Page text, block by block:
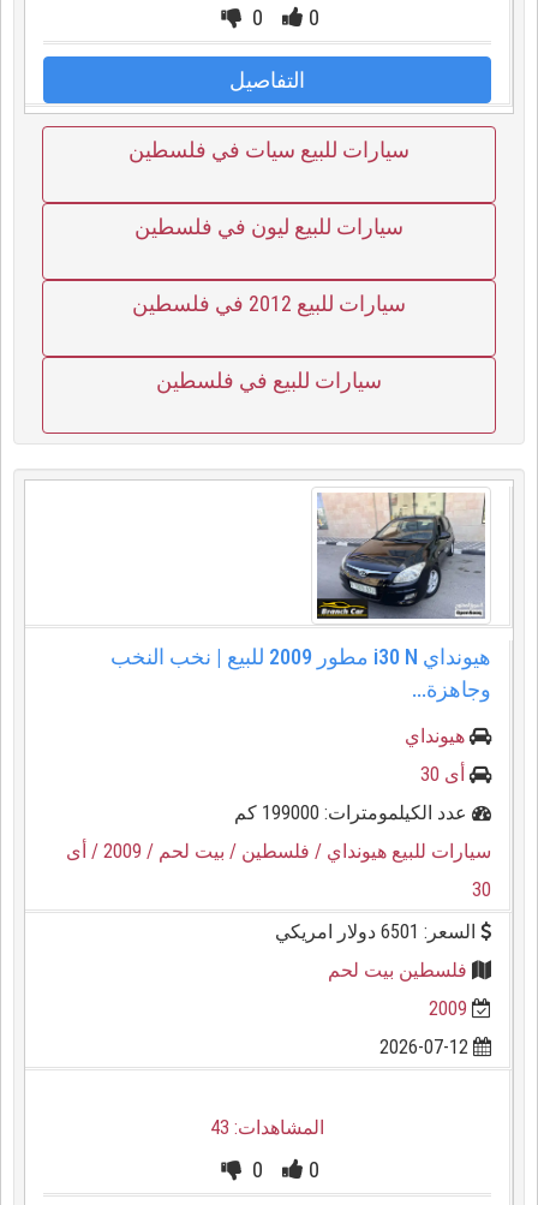
0
0
التفاصيل
سيارات للبيع سيات في فلسطين
سيارات للبيع ليون في فلسطين
سيارات للبيع 2012 في فلسطين
سيارات للبيع في فلسطين
هيونداي i30 N مطور 2009 للبيع | نخب النخب
وجاهزة...
هيونداي
أى 30
عدد الكيلمومترات: 199000 كم
سيارات للبيع هيونداي / فلسطين / بيت لحم / 2009
/ أى
30
السعر: 6501 دولار امريكي
فلسطين بيت لحم
2009
المشاهدات: 43
0
0